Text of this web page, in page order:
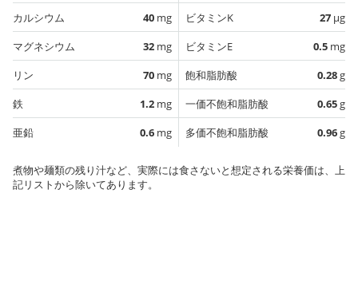
カルシウム
40 mg
マグネシウム
32 mg
リン
70 mg
鉄
1.2 mg
亜鉛
0.6 mg
ビタミンK
27 µg
ビタミンE
0.5 mg
飽和脂肪酸
0.28g
一価不飽和脂肪酸
0.65g
多価不飽和脂肪酸
0.96g
煮物や麺類の残り汁など、実際には食さないと想定される栄養価は、上
記リストから除いてあります。